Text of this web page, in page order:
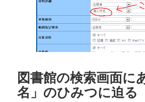
図書館の検索画面に
名」のひみつに迫る